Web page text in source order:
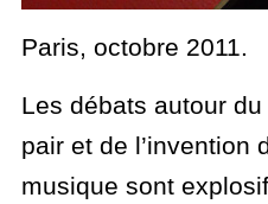
Paris, octobre 2011.
Les débats autour
pair et de l’invention
musique sont